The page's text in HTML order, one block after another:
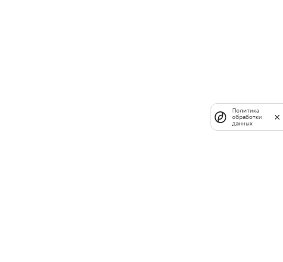
Политика
обработки
данных